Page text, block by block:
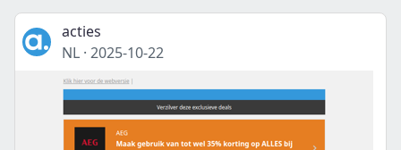
acties
NL · 2025-10-22